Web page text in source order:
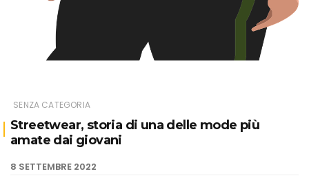
SENZA CATEGORIA
Streetwear, storia di una delle mode più
amate dai giovani
8 SETTEMBRE 2022